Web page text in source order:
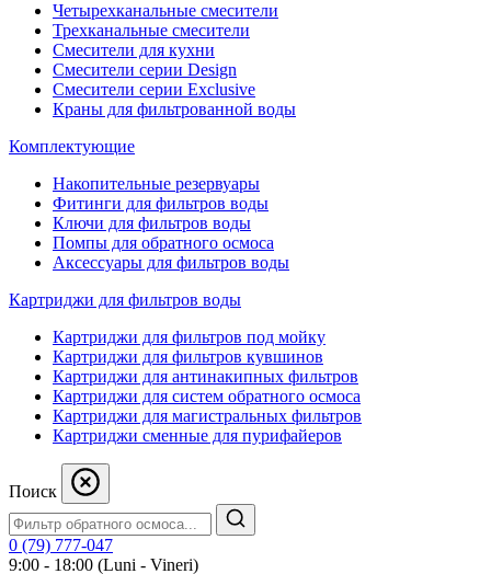
Четырехканальные смесители
Трехканальные смесители
Смесители для кухни
Смесители серии Design
Смесители серии Exclusive
Краны для фильтрованной воды
Комплектующие
Накопительные резервуары
Фитинги для фильтров воды
Ключи для фильтров воды
Помпы для обратного осмоса
Аксессуары для фильтров воды
Картриджи для фильтров воды
Картриджи для фильтров под мойку
Картриджи для фильтров кувшинов
Картриджи для антинакипных фильтров
Картриджи для систем обратного осмоса
Картриджи для магистральных фильтров
Картриджи сменные для пурифайеров
Поиск
0 (79) 777-047
9:00 - 18:00 (Luni - Vineri)